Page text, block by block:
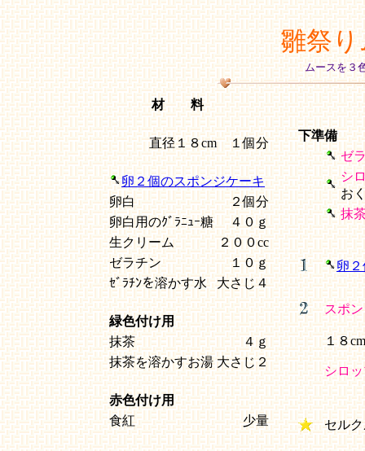
雛祭
ムースを３
材 料
直径１８cm １個分
卵２個のスポンジケーキ
卵白
２個分
卵白用のｸﾞﾗﾆｭｰ糖
４０ｇ
生クリーム
２００cc
ゼラチン
１０ｇ
ｾﾞﾗﾁﾝを溶かす水
大さじ４
緑色付け用
抹茶
４ｇ
抹茶を溶かすお湯 大さじ２
赤色付け用
食紅
少量
下準備
ゼ
シ
お
抹
卵
スポ
１８
シロ
セル